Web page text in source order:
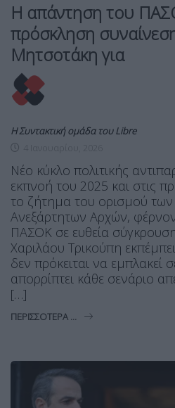
Η απάντηση του
πρόσκληση
Μητσοτάκη για
Η Συντακτική ομάδα του Libre
Νέο κύκλο πολιτικής
εκπνοή του 2025 και στις
το ζήτημα του ορισμού
Ανεξάρτητων Αρχών,
ΠΑΣΟΚ σε ευθεία
Χαριλάου Τρικούπη
δεν πρόκειται να εμπλακεί
απορρίπτει κάθε σενάριο
[…]
ΠΕΡΙΣΣΌΤΕΡΑ ...